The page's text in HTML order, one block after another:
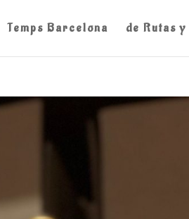
Temps Barcelona de Rutas